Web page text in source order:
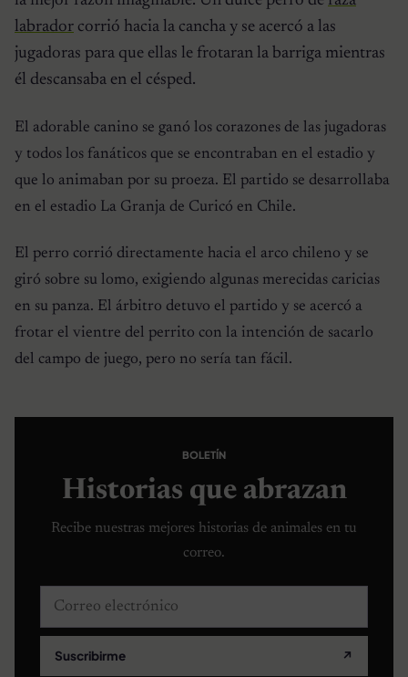
labrador corrió hacia la cancha y se acercó a las
jugadoras para que ellas le frotaran la barriga mientras
él descansaba en el césped.
El adorable canino se ganó los corazones de las jugadoras
y todos los fanáticos que se encontraban en el estadio y
que lo animaban por su proeza. El partido se desarrollaba
en el estadio La Granja de Curicó en Chile.
El perro corrió directamente hacia el arco chileno y se
giró sobre su lomo, exigiendo algunas merecidas caricias
en su panza. El árbitro detuvo el partido y se acercó a
frotar el vientre del perrito con la intención de sacarlo
del campo de juego, pero no sería tan fácil.
BOLETÍN
Historias que abrazan
Recibe nuestras mejores historias de animales en tu
correo.
Correo electrónico
Suscribirme ↗